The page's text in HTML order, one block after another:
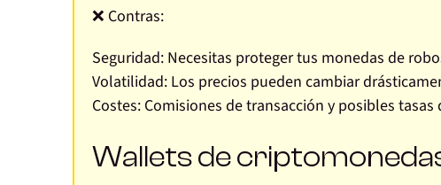
❌ Contras:
Seguridad: Necesitas proteger tus monedas de
Volatilidad: Los precios pueden cambiar
Costes: Comisiones de transacción y posibles
Wallets de